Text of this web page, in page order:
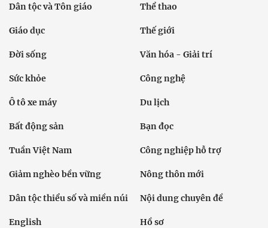
Dân tộc và Tôn giáo Thể thao
Giáo dục Thế giới
Đời sống Văn hóa - Giải trí
Sức khỏe Công nghệ
Ô tô xe máy Du lịch
Bất động sản Bạn đọc
Tuần Việt Nam Công nghiệp hỗ trợ
Giảm nghèo bền vững Nông thôn mới
Dân tộc thiểu số và miền núi Nội dung chuyên đề
English Hồ sơ